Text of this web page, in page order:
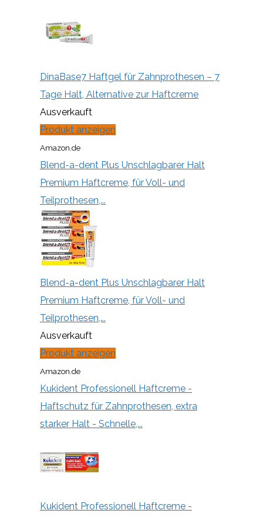
DinaBase7 Haftgel für Zahnprothesen – 7
Tage Halt, Alternative zur Haftcreme
Ausverkauft
Produkt anzeigen
Amazon.de
Blend-a-dent Plus Unschlagbarer Halt
Premium Haftcreme, für Voll- und
Teilprothesen,...
Blend-a-dent Plus Unschlagbarer Halt
Premium Haftcreme, für Voll- und
Teilprothesen,...
Ausverkauft
Produkt anzeigen
Amazon.de
Kukident Professionell Haftcreme -
Haftschutz für Zahnprothesen, extra
starker Halt - Schnelle,...
Kukident Professionell Haftcreme -